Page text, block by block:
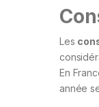
Les
En
année